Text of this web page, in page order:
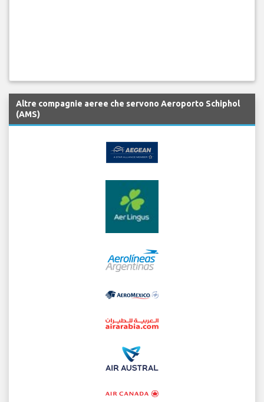
Altre compagnie aeree che servono Aeroporto Schiphol
(AMS)